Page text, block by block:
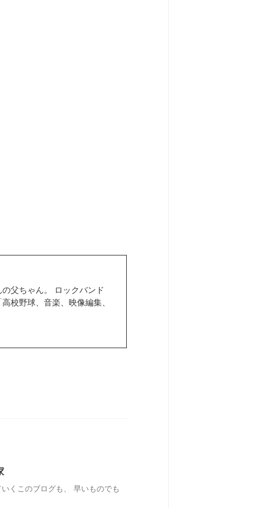
父ちゃん。 ロックバンド
校野球、音楽、映像編集、
くこのブログも、 早いものでも